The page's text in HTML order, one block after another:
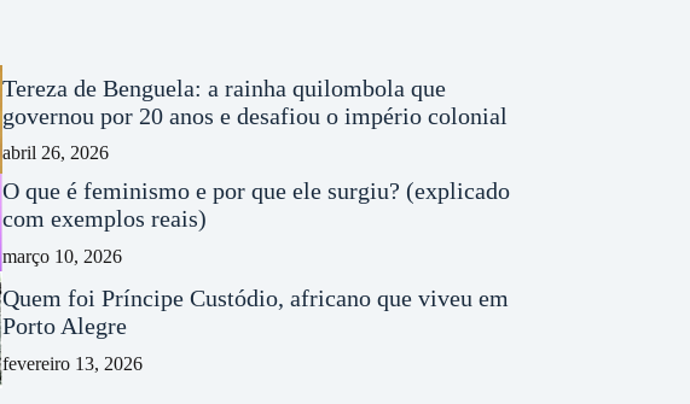
Tereza de Benguela: a rainha quilombola que
governou por 20 anos e desafiou o império colonial
abril 26, 2026
O que é feminismo e por que ele surgiu? (explicado
com exemplos reais)
março 10, 2026
Quem foi Príncipe Custódio, africano que viveu em
Porto Alegre
fevereiro 13, 2026